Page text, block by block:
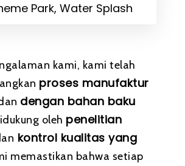
Park, Water Splash
kami, kami telah
proses manufaktur
dengan bahan baku
oleh penelitian
kontrol kualitas yang
memastikan bahwa setiap